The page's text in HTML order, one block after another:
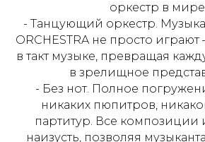
оркестр в
- Танцующий оркестр.
ORCHESTRA не просто играют
в такт музыке, превращая
в зрелищное
- Без нот. Полное
никаких пюпитров,
партитур. Все композиции
наизусть, позволяя